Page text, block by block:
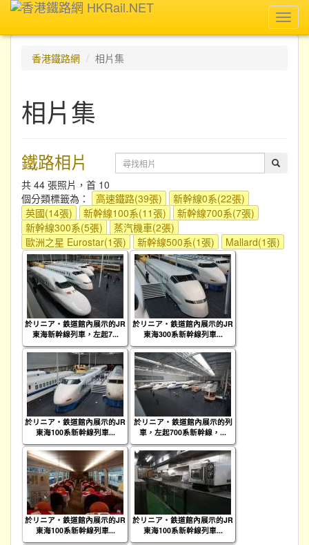
香港鐵路網
相片集
相片集
鐵路相片
共 44 張照片，首 10
個分類標籤為：
高速鐵路(39張)
新幹線0系(22張)
英國(14張)
新幹線100系(11張)
新幹線700系(7張)
新幹線300系(5張)
蒸汽機車(2張)
歐洲之星 Eurostar(1張)
新幹線500系(1張) Mallard(1張)
於リニア・鉄道館內展示的JR
東海新幹線列車，左起7...
於リニア・鉄道館內展示的JR
東海300系新幹線列車...
於リニア・鉄道館內展示的JR
東海100系新幹線列車...
於リニア・鉄道館內展示的列
車，左起700系新幹線，...
於リニア・鉄道館內展示的JR
東海100系新幹線列車...
於リニア・鉄道館內展示的JR
東海100系新幹線列車...